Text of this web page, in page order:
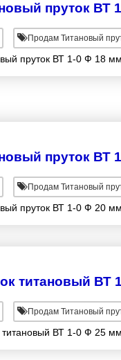
пруток ВТ
Продам Титановый
пруток ВТ 1-0 Ф 18 мм
пруток ВТ
Продам Титановый
пруток ВТ 1-0 Ф 20 мм
титановый ВТ
Продам Титановый
титановый ВТ 1-0 Ф 25 мм